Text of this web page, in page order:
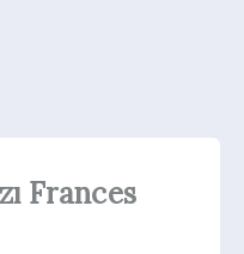
Frances